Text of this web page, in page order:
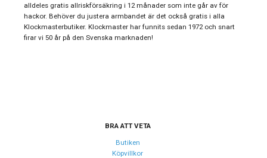
Stil
Modeklockor
Typ av klocka
Damklocka
Silver
Rund
alldeles gratis allriskförsäkring i 12 månader som inte går av för
hackor. Behöver du justera armbandet är det också gratis i alla
Klockmasterbutiker. Klockmaster har funnits sedan 1972 och snart
firar vi 50 år på den Svenska marknaden!
BRA ATT VETA
Butiken
Köpvillkor